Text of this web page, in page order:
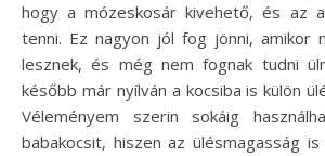
hogy a mózeskosár kivehető, és az
tenni. Ez nagyon jól fog jönni, amikor
lesznek, és még nem fognak tudni
később már nyílván a kocsiba is külön
Véleményem szerin sokáig
babakocsit, hiszen az ülésmagasság